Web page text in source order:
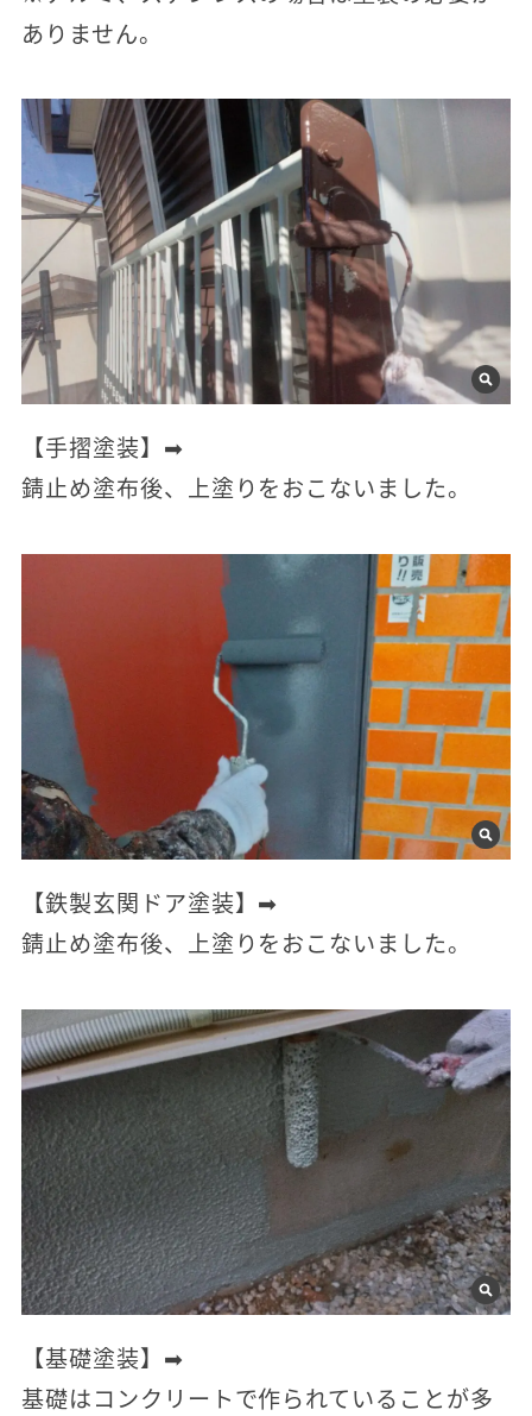
ありません。
【手摺塗装】➡
錆止め塗布後、上塗りをおこないました。
【鉄製玄関ドア塗装】➡
錆止め塗布後、上塗りをおこないました。
【基礎塗装】➡
基礎はコンクリートで作られていることが多